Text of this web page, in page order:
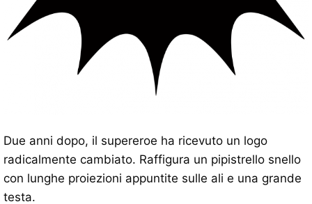
Due anni dopo, il supereroe ha ricevuto un logo
radicalmente cambiato. Raffigura un pipistrello snello
con lunghe proiezioni appuntite sulle ali e una grande
testa.